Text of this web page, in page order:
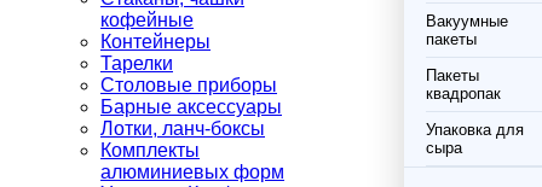
кофейные
Контейнеры
Тарелки
Столовые приборы
Барные аксессуары
Лотки, ланч-боксы
Комплекты
алюминиевых форм
Вакуумные
пакеты
Пакеты
квадропак
Упаковка для
сыра